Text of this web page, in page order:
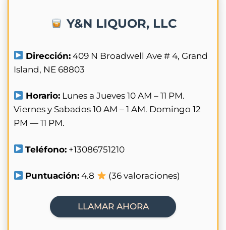
Y&N LIQUOR, LLC
Dirección: 409 N Broadwell Ave # 4, Grand
Island, NE 68803
Horario: Lunes a Jueves 10 AM – 11 PM.
Viernes y Sabados 10 AM – 1 AM. Domingo 12
PM — 11 PM.
Teléfono: +13086751210
Puntuación: 4.8 (36 valoraciones)
LLAMAR AHORA